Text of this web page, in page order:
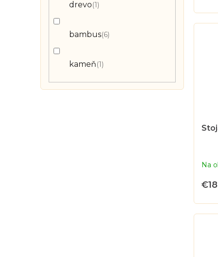
drevo 1
bambus 6
kameň 1
v
Na
€18